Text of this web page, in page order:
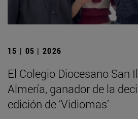
15 | 05 | 2026
El Colegio Diocesano San
Almería, ganador de la
edición de ‘Vidiomas’